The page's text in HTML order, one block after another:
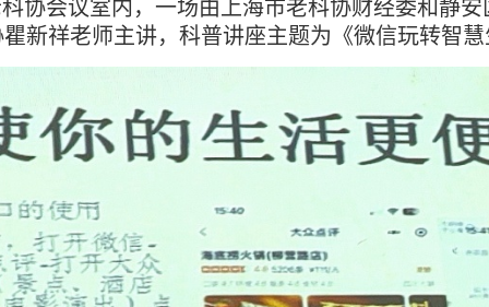
协会议室内，一场由上海市老科协财经委和静
新祥老师主讲，科普讲座主题为《微信玩转智